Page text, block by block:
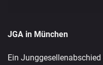
JGA in München
Ein